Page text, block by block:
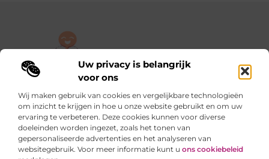
Uw privacy is belangrijk
voor ons
Wij maken gebruik van cookies en vergelijkbare technologieën
om inzicht te krijgen in hoe u onze website gebruikt en om uw
ervaring te verbeteren. Deze cookies kunnen voor diverse
doeleinden worden ingezet, zoals het tonen van
gepersonaliseerde advertenties en het analyseren van
websitegebruik. Voor meer informatie kunt u ons cookiebeleid
De plek om jouw verhaal te delen, gratis en eenvoudig.
Verken een rijke verzameling blogs en artikelen die alles uit het
dagelijks leven behandelen, van persoonlijke verhalen tot
praktische tips.
Onze informatie